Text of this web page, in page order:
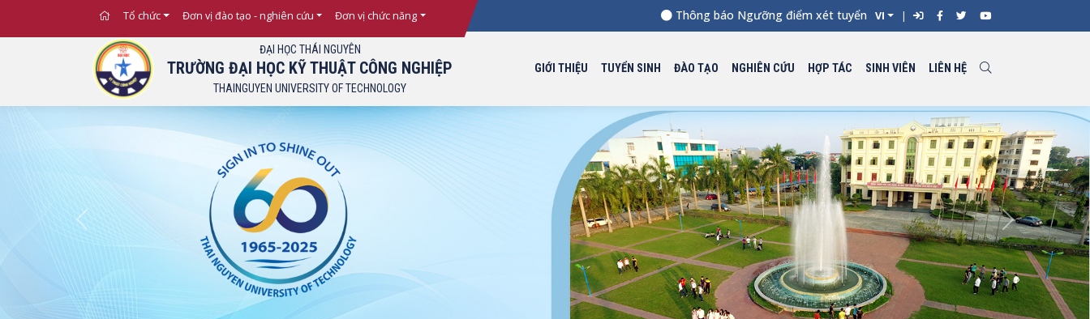
Tổ chức Đơn vị đào tạo - nghiên cứu Đơn vị chức năng Thông báo Ngưỡng điểm xét tuyển đối với từng ngành đào tạo Đại học chính
VI
ĐẠI HỌC THÁI NGUYÊN
TRƯỜNG ĐẠI HỌC KỸ THUẬT CÔNG NGHIỆP
THAINGUYEN UNIVERSITY OF TECHNOLOGY
GIỚI THIỆU TUYỂN SINH ĐÀO TẠO NGHIÊN CỨU HỢP TÁC SINH VIÊN LIÊN HỆ
Previous Next